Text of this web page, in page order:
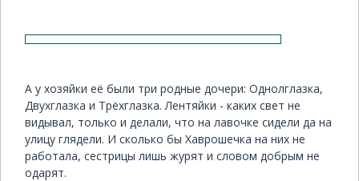
А у хозяйки её были три родные дочери: Однолглазка,
Двухглазка и Трёхглазка. Лентяйки - каких свет не
видывал, только и делали, что на лавочке сидели да на
улицу глядели. И сколько бы Хаврошечка на них не
работала, сестрицы лишь журят и словом добрым не
одарят.